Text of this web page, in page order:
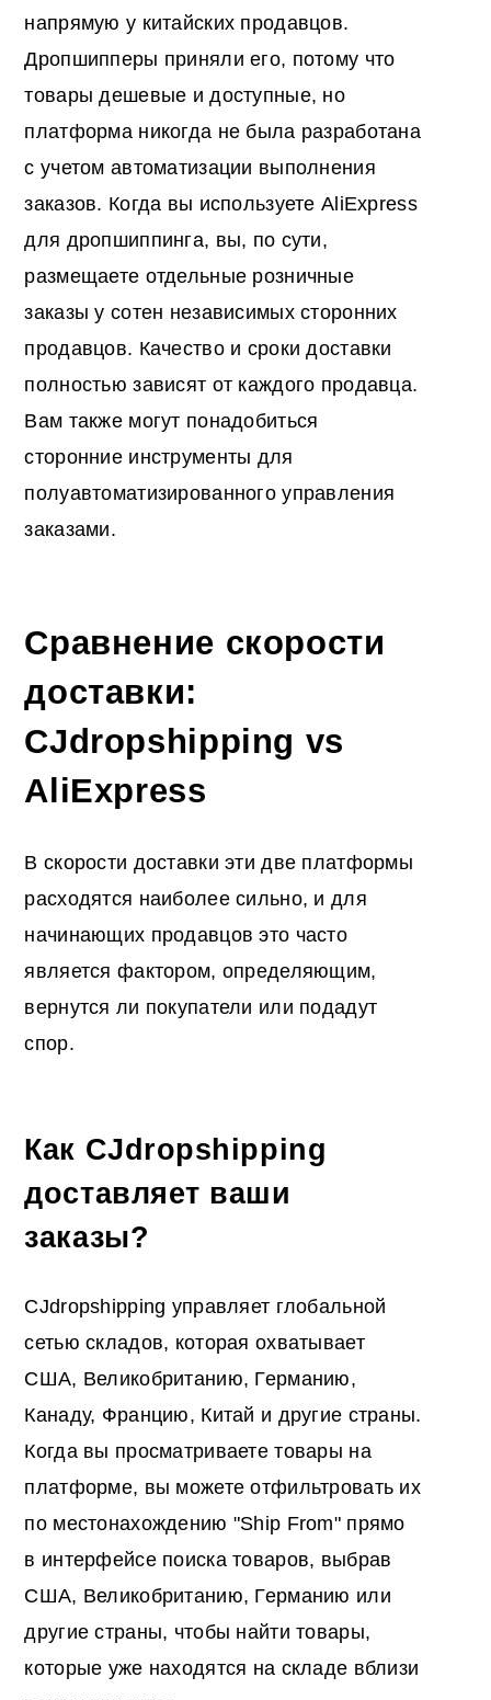
напрямую у китайских продавцов.
Дропшипперы приняли его, потому что
товары дешевые и доступные, но
платформа никогда не была разработана
с учетом автоматизации выполнения
заказов. Когда вы используете AliExpress
для дропшиппинга, вы, по сути,
размещаете отдельные розничные
заказы у сотен независимых сторонних
продавцов. Качество и сроки доставки
полностью зависят от каждого продавца.
Вам также могут понадобиться
сторонние инструменты для
полуавтоматизированного управления
заказами.
Сравнение скорости
доставки:
CJdropshipping vs
AliExpress
В скорости доставки эти две платформы
расходятся наиболее сильно, и для
начинающих продавцов это часто
является фактором, определяющим,
вернутся ли покупатели или подадут
спор.
Как CJdropshipping
доставляет ваши
заказы?
CJdropshipping управляет глобальной
сетью складов, которая охватывает
США, Великобританию, Германию,
Канаду, Францию, Китай и другие страны.
Когда вы просматриваете товары на
платформе, вы можете отфильтровать их
по местонахождению "Ship From" прямо
в интерфейсе поиска товаров, выбрав
США, Великобританию, Германию или
другие страны, чтобы найти товары,
которые уже находятся на складе вблизи